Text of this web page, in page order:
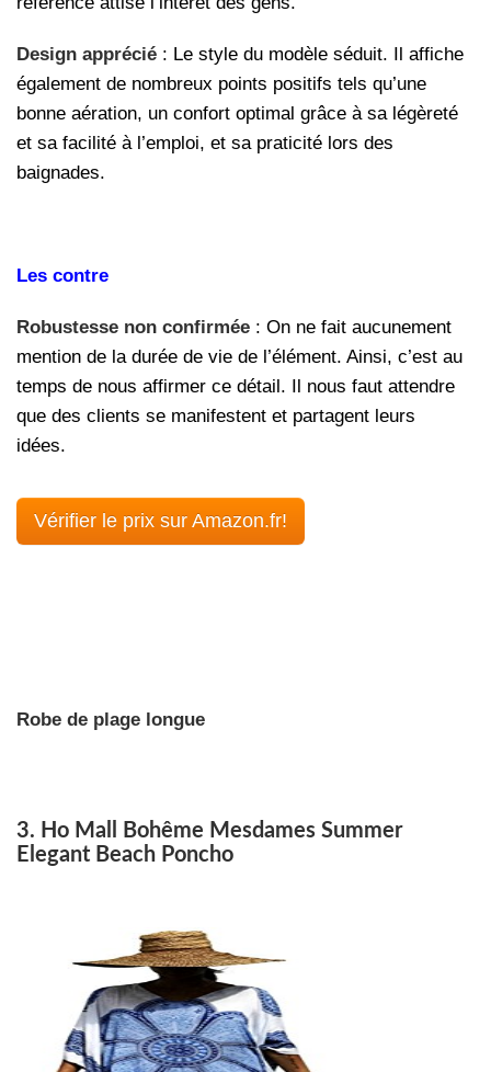
Design apprécié : Le style du modèle séduit. Il affiche
également de nombreux points positifs tels qu’une
bonne aération, un confort optimal grâce à sa légèreté
et sa facilité à l’emploi, et sa praticité lors des
baignades.
Les contre
Robustesse non confirmée : On ne fait aucunement
mention de la durée de vie de l’élément. Ainsi, c’est au
temps de nous affirmer ce détail. Il nous faut attendre
que des clients se manifestent et partagent leurs
idées.
Vérifier le prix sur Amazon.fr!
Robe de plage longue
3. Ho Mall Bohême Mesdames Summer
Elegant Beach Poncho